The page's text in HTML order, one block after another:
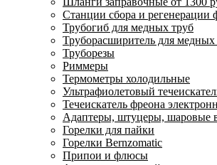
Станции сбора и регенерации
Трубогиб для медных труб
Труборасширитель для медных
Труборезы
Риммеры
Термометры холодильные
Ультрафиолетовый
Течеискатель фреона
Адаптеры, штуцеры, шаровые
Горелки для пайки
Горелки Bernzomatic
Припои и флюсы